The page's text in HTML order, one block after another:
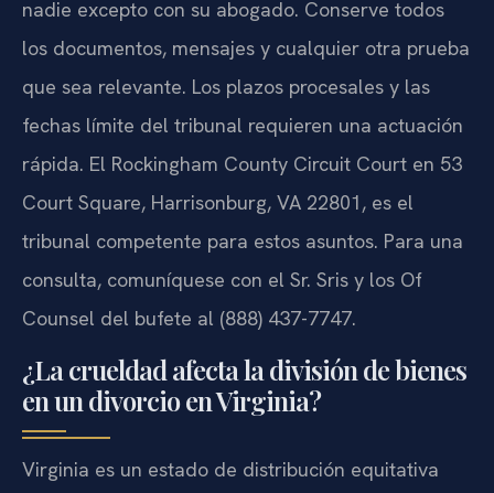
nadie excepto con su abogado. Conserve todos
los documentos, mensajes y cualquier otra prueba
que sea relevante. Los plazos procesales y las
fechas límite del tribunal requieren una actuación
rápida. El Rockingham County Circuit Court en 53
Court Square, Harrisonburg, VA 22801, es el
tribunal competente para estos asuntos. Para una
consulta, comuníquese con el Sr. Sris y los Of
Counsel del bufete al (888) 437-7747.
¿La crueldad afecta la división de bienes
en un divorcio en Virginia?
Virginia es un estado de distribución equitativa